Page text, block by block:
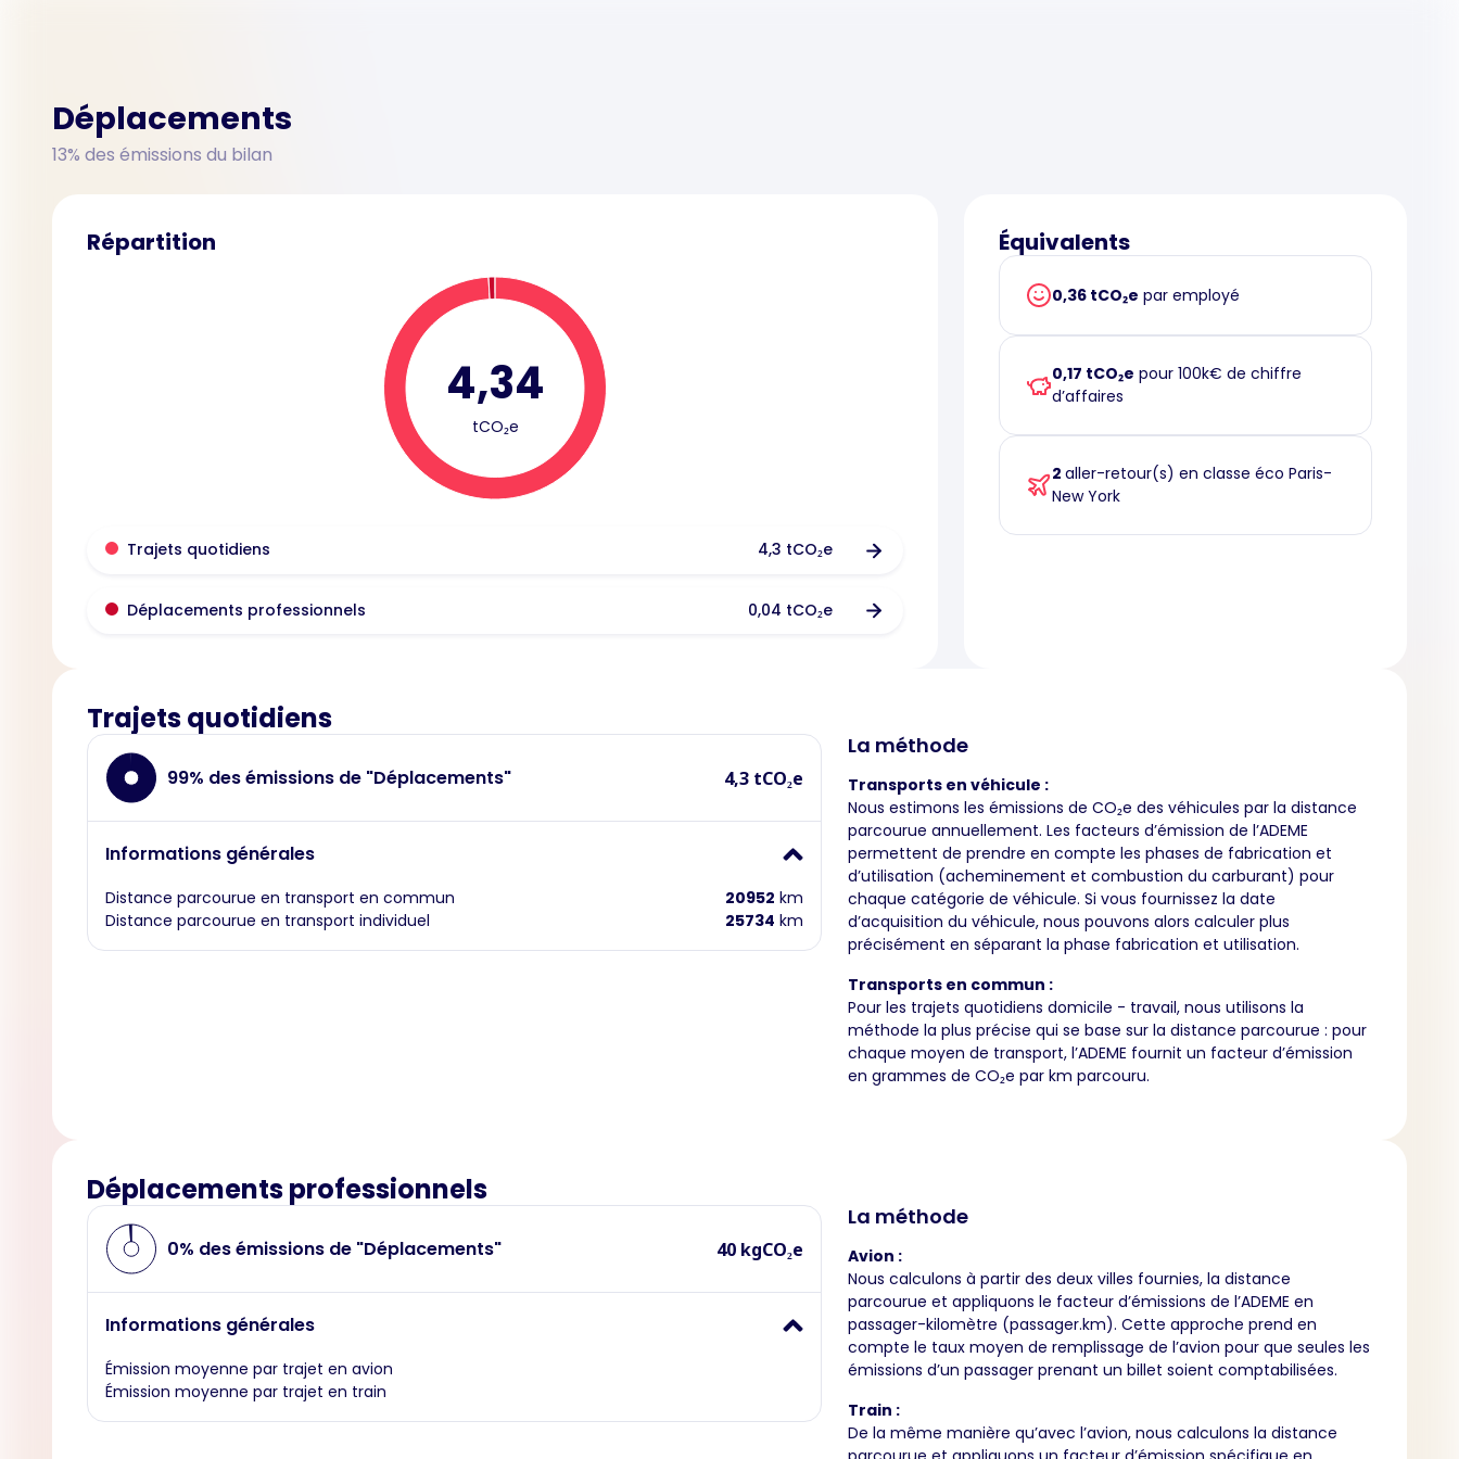
Déplacements
13% des émissions du bilan
Répartition
4,34
tCO₂e
Trajets quotidiens 4,3 tCO₂e
Déplacements professionnels 0,04 tCO₂e
Équivalents
0,36 tCO₂e par employé
0,17 tCO₂e pour 100k€ de chiffre
d’affaires
2 aller-retour(s) en classe éco Paris-
New York
Trajets quotidiens
99% des émissions de "Déplacements" 4,3 tCO₂e
Informations générales
Distance parcourue en transport en commun 20952 km
Distance parcourue en transport individuel
25734 km
La méthode
Transports en véhicule :
Nous estimons les émissions de CO₂e des véhicules par la distance
parcourue annuellement. Les facteurs d’émission de l’ADEME
permettent de prendre en compte les phases de fabrication et
d’utilisation (acheminement et combustion du carburant) pour
chaque catégorie de véhicule. Si vous fournissez la date
d’acquisition du véhicule, nous pouvons alors calculer plus
précisément en séparant la phase fabrication et utilisation.
Transports en commun :
Pour les trajets quotidiens domicile - travail, nous utilisons la
méthode la plus précise qui se base sur la distance parcourue : pour
chaque moyen de transport, l’ADEME fournit un facteur d’émission
en grammes de CO₂e par km parcouru.
Déplacements professionnels
0% des émissions de "Déplacements" 40 kgCO₂e
Informations générales
Émission moyenne par trajet en avion
Émission moyenne par trajet en train
La méthode
Avion :
Nous calculons à partir des deux villes fournies, la distance
parcourue et appliquons le facteur d’émissions de l’ADEME en
passager-kilomètre (passager.km). Cette approche prend en
compte le taux moyen de remplissage de l’avion pour que seules les
émissions d’un passager prenant un billet soient comptabilisées.
Train :
De la même manière qu’avec l’avion, nous calculons la distance